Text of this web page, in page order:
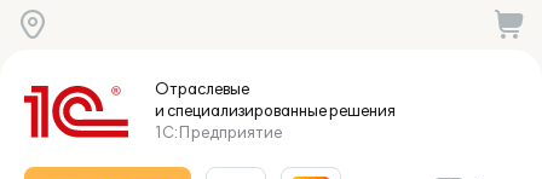
Отраслевые
и специализированныерешения
1С:Предприятие